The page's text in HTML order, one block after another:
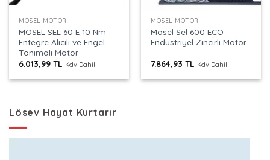
MOSEL MOTOR
MOSEL SEL 60 E 10 Nm
Entegre Alıcılı ve Engel
Tanımalı Motor
6.013,99TL Kdv Dahil
MOSEL MOTOR
Mosel Sel 600 ECO
Endüstriyel Zincirli Motor
7.864,93TL Kdv Dahil
Lösev Hayat Kurtarır